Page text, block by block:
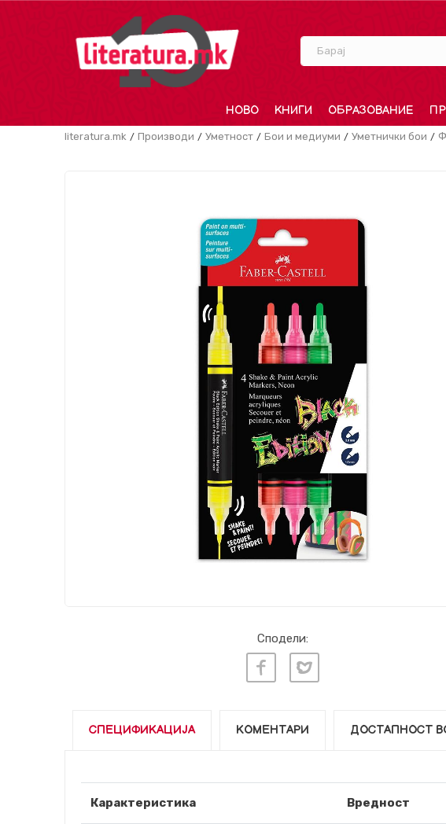
Барај
НОВО КНИГИ ОБРАЗОВАНИЕ
literatura.mk Производи Уметност Бои и медиуми Уметнички бои
Сподели:
СПЕЦИФИКАЦИЈА КОМЕНТАРИ ДОСТАПНОСТ
Карактеристика Вредност